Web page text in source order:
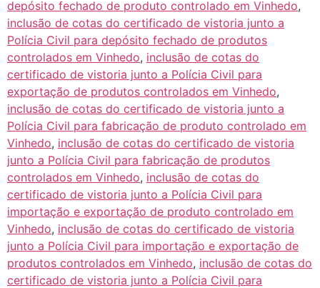
depósito fechado de produto controlado em Vinhedo,
inclusão de cotas do certificado de vistoria junto a
Polícia Civil para depósito fechado de produtos
controlados em Vinhedo, inclusão de cotas do
certificado de vistoria junto a Polícia Civil para
exportação de produtos controlados em Vinhedo,
inclusão de cotas do certificado de vistoria junto a
Polícia Civil para fabricação de produto controlado em
Vinhedo, inclusão de cotas do certificado de vistoria
junto a Polícia Civil para fabricação de produtos
controlados em Vinhedo, inclusão de cotas do
certificado de vistoria junto a Polícia Civil para
importação e exportação de produto controlado em
Vinhedo, inclusão de cotas do certificado de vistoria
junto a Polícia Civil para importação e exportação de
produtos controlados em Vinhedo, inclusão de cotas do
certificado de vistoria junto a Polícia Civil para